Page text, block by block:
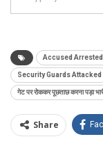
Accused Arrested
Security Guards Attacked
गेट पर रोककर पूछताछ करना पड़ा
Share